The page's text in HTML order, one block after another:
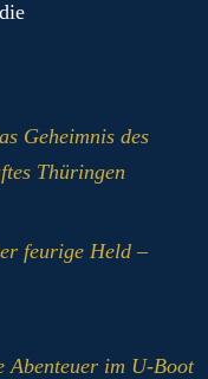
Geheimnis des
Thüringen
feurige Held –
Abenteuer im U-Boot